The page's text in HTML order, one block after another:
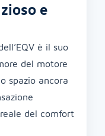
e
è il suo
del motore
spazio ancora
del comfort